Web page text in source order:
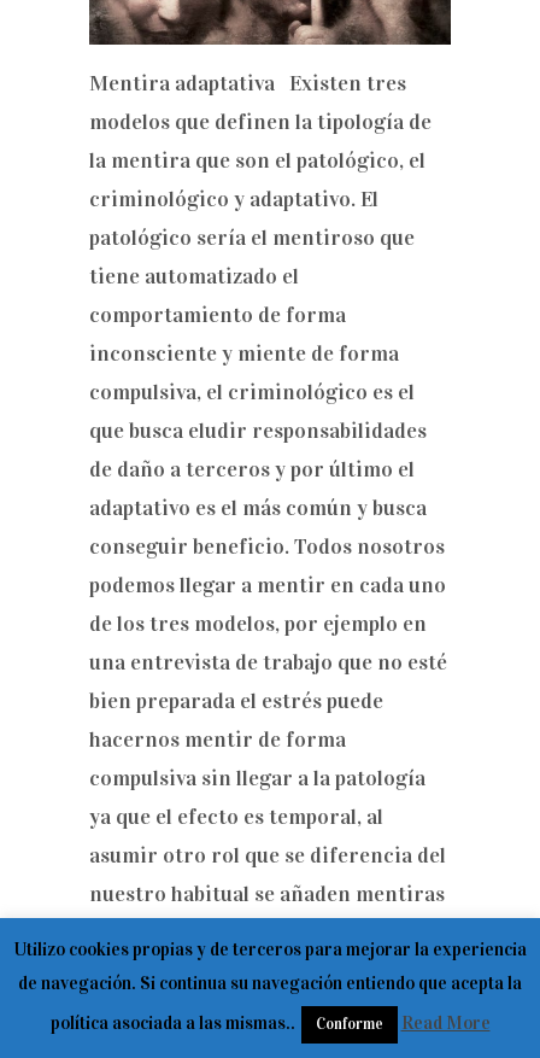
Mentira adaptativa Existen tres
modelos que definen la tipología de
la mentira que son el patológico, el
criminológico y adaptativo. El
patológico sería el mentiroso que
tiene automatizado el
comportamiento de forma
inconsciente y miente de forma
compulsiva, el criminológico es el
que busca eludir responsabilidades
de daño a terceros y por último el
adaptativo es el más común y busca
conseguir beneficio. Todos nosotros
podemos llegar a mentir en cada uno
de los tres modelos, por ejemplo en
una entrevista de trabajo que no esté
bien preparada el estrés puede
hacernos mentir de forma
compulsiva sin llegar a la patología
ya que el efecto es temporal, al
asumir otro rol que se diferencia del
nuestro habitual se añaden mentiras
rememoremos la actuación no
daremos crédito a nuestro
comportamiento. También por
Utilizo cookies propias y de terceros para mejorar la experiencia
de navegación. Si continua su navegación entiendo que acepta la
política asociada a las mismas..
Conforme Read More